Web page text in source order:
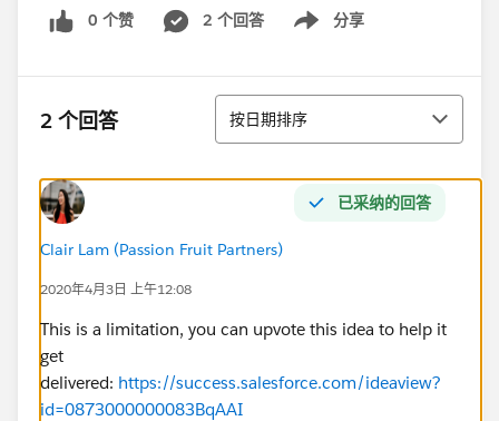
0 个赞 2 个回答 分享
Show menu
2 个回答 排序
按日期排序
已采纳的回答
Clair Lam (Passion Fruit Partners)
2020年4月3日 上午12:08
This is a limitation, you can upvote this idea to help it
get
delivered: https://success.salesforce.com/ideaview?
id=0873000000083BqAAI